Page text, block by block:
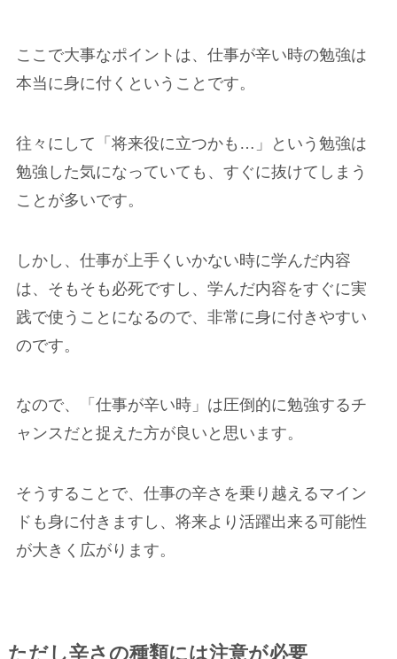
ここで大事なポイントは、仕事が辛い時の勉強は
本当に身に付くということです。
往々にして「将来役に立つかも…」という勉強は
勉強した気になっていても、すぐに抜けてしまう
ことが多いです。
しかし、仕事が上手くいかない時に学んだ内容
は、そもそも必死ですし、学んだ内容をすぐに実
践で使うことになるので、非常に身に付きやすい
のです。
なので、「仕事が辛い時」は圧倒的に勉強するチ
ャンスだと捉えた方が良いと思います。
そうすることで、仕事の辛さを乗り越えるマイン
ドも身に付きますし、将来より活躍出来る可能性
が大きく広がります。
ただし辛さの種類には注意が必要